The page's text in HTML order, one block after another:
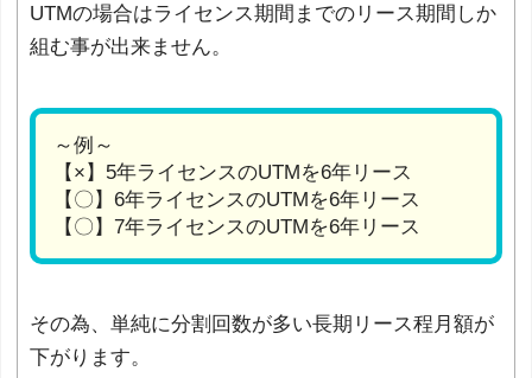
UTMの場合はライセンス期間までのリース期間しか
組む事が出来ません。
～例～
【×】5年ライセンスのUTMを6年リース
【〇】6年ライセンスのUTMを6年リース
【〇】7年ライセンスのUTMを6年リース
その為、単純に分割回数が多い長期リース程月額が
下がります。